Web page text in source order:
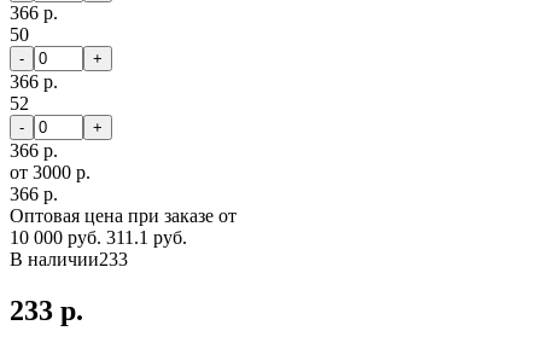
366 р.
50
- +
366 р.
52
- +
366 р.
от 3000 р.
366 р.
Оптовая цена при заказе от
10 000 руб. 311.1 руб.
В наличии233
233 р.